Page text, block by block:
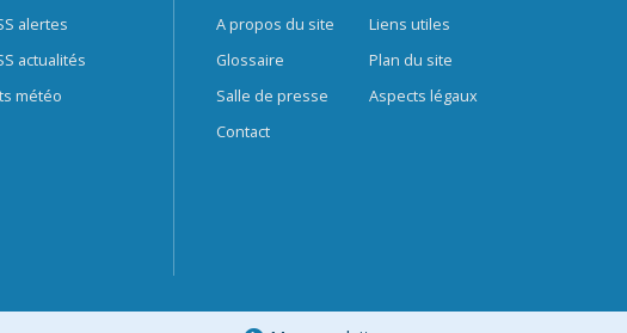
alertes
actualités
météo
A propos du site
Glossaire
Salle de presse
Contact
Liens utiles
Plan du site
Aspects légaux